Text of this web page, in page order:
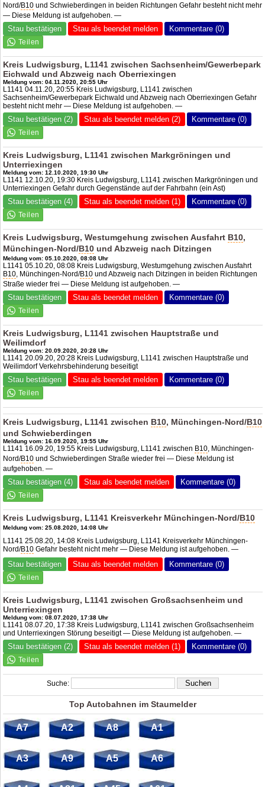
Nord/B10 und Schwieberdingen in beiden Richtungen Gefahr besteht nicht mehr
— Diese Meldung ist aufgehoben. —
Stau bestätigen Stau als beendet melden Kommentare (0)
Kreis Ludwigsburg, L1141 zwischen Sachsenheim/Gewerbepark
Eichwald und Abzweig nach Oberriexingen
Meldung vom: 04.11.2020, 20:55 Uhr
L1141 04.11.20, 20:55 Kreis Ludwigsburg, L1141 zwischen
Sachsenheim/Gewerbepark Eichwald und Abzweig nach Oberriexingen Gefahr
besteht nicht mehr — Diese Meldung ist aufgehoben. —
Stau bestätigen (2) Stau als beendet melden (2) Kommentare (0)
Kreis Ludwigsburg, L1141 zwischen Markgröningen und
Unterriexingen
Meldung vom: 12.10.2020, 19:30 Uhr
L1141 12.10.20, 19:30 Kreis Ludwigsburg, L1141 zwischen Markgröningen und
Unterriexingen Gefahr durch Gegenstände auf der Fahrbahn (ein Ast)
Stau bestätigen (4) Stau als beendet melden (1) Kommentare (0)
Kreis Ludwigsburg, Westumgehung zwischen Ausfahrt B10,
Münchingen-Nord/B10 und Abzweig nach Ditzingen
Meldung vom: 05.10.2020, 08:08 Uhr
L1141 05.10.20, 08:08 Kreis Ludwigsburg, Westumgehung zwischen Ausfahrt
B10, Münchingen-Nord/B10 und Abzweig nach Ditzingen in beiden Richtungen
Straße wieder frei — Diese Meldung ist aufgehoben. —
Stau bestätigen Stau als beendet melden Kommentare (0)
Kreis Ludwigsburg, L1141 zwischen Hauptstraße und
Weilimdorf
Meldung vom: 20.09.2020, 20:28 Uhr
L1141 20.09.20, 20:28 Kreis Ludwigsburg, L1141 zwischen Hauptstraße und
Weilimdorf Verkehrsbehinderung beseitigt
Stau bestätigen Stau als beendet melden Kommentare (0)
Kreis Ludwigsburg, L1141 zwischen B10, Münchingen-Nord/B10
und Schwieberdingen
Meldung vom: 16.09.2020, 19:55 Uhr
L1141 16.09.20, 19:55 Kreis Ludwigsburg, L1141 zwischen B10, Münchingen-
Nord/B10 und Schwieberdingen Straße wieder frei — Diese Meldung ist
aufgehoben. —
Stau bestätigen (4) Stau als beendet melden Kommentare (0)
Kreis Ludwigsburg, L1141 Kreisverkehr Münchingen-Nord/B10
Meldung vom: 25.08.2020, 14:08 Uhr
L1141 25.08.20, 14:08 Kreis Ludwigsburg, L1141 Kreisverkehr Münchingen-
Nord/B10 Gefahr besteht nicht mehr — Diese Meldung ist aufgehoben. —
Stau bestätigen Stau als beendet melden Kommentare (0)
Kreis Ludwigsburg, L1141 zwischen Großsachsenheim und
Unterriexingen
Meldung vom: 08.07.2020, 17:38 Uhr
L1141 08.07.20, 17:38 Kreis Ludwigsburg, L1141 zwischen Großsachsenheim
und Unterriexingen Störung beseitigt — Diese Meldung ist aufgehoben. —
Stau bestätigen (2) Stau als beendet melden (1) Kommentare (0)
Suche:
Top Autobahnen im Staumelder
A7 A2 A8 A1
A3 A9 A5 A6